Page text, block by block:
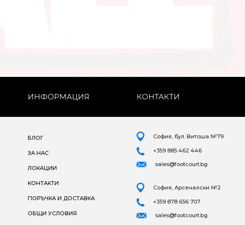
ИНФОРМАЦИЯ КОНТАКТИ
БЛОГ
ЗА НАС
ЛОКАЦИИ
КОНТАКТИ
ПОРЪЧКА И ДОСТАВКА
ОБЩИ УСЛОВИЯ
София, бул. Витоша №79
+359 885 462 446
sales@footcourt.bg
София, Арсеналски №2
+359 878 656 707
sales@footcourt.bg